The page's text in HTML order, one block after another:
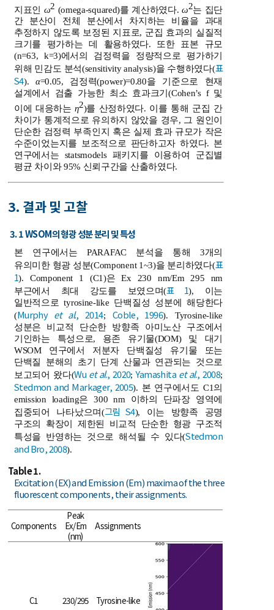
지표인 ω2 (omega-squared)를 계산하였다. ω2는 집단
간 분산이 전체 분산에서 차지하는 비율을 과대
추정하지 않도록 보정된 지표로, 군집 효과의 실질적
크기를 평가하는 데 활용하였다. 또한 표본 규모
(n=63, k=3)에서의 검정력을 정량적으로 평가하기
위해 민감도 분석(sensitivity analysis)을 수행하였다(표
S4). α=0.05, 검정력(power)=0.80을 기준으로 현재
설계에서 검출 가능한 최소 효과크기(Cohen’s f 및
이에 대응하는η2)를 산정하였다. 이를 통해 군집 간
차이가 통계적으로 유의하지 않았을 경우, 그 원인이
단순한 검정력 부족인지 혹은 실제 효과 규모가 작은
수준이었는지를 보조적으로 판단하고자 하였다. 본
연구에서는 statsmodels 패키지를 이용하여 군집별
평균 차이와 95% 신뢰구간을 산출하였다.
3. 결과 및 고찰
3. 1 WSOM의 형광 성분 분리 및 특성
본 연구에서는 PARAFAC 분석을 통해 3개의
유의미한 형광 성분(Component 1~3)을 분리하였다(표
1). Component 1 (C1)은 Ex 230 nm/Em 295 nm
부근에서 최대 강도를 보였으며(표 1), 이는
일반적으로 tyrosine-like 단백질성 성분에 해당한다
(Murphy et al., 2014; Coble, 1996). Tyrosine-like
성분은 비교적 단순한 방향족 아미노산 구조에서
기인하는 특성으로, 용존 유기물(DOM) 및 대기
WSOM 연구에서 저분자 단백질성 유기물 또는
단백질 분해의 초기 단계 산물과 연관되는 것으로
보고되어 왔다(Wu et al., 2020;Yamashita et al., 2008;
Stedmon and Markager, 2005). 본 연구에서도 C1의
emission loading은 300 nm 이하의 단파장 영역에
집중되어 나타났으며(그림 S4), 이는 방향족 공명
구조의 확장이 제한된 비교적 단순한 형광 구조적
특성을 반영하는 것으로 해석될 수 있다(Stedmon
and Bro, 2008).
Table 1.
Excitation (EX) and Emission (Em) maxima of the three
fluorescent components, their assignments.
Components
Peak
Ex/Em
(nm)
Assignments
C1 230/295 Tyrosine-like